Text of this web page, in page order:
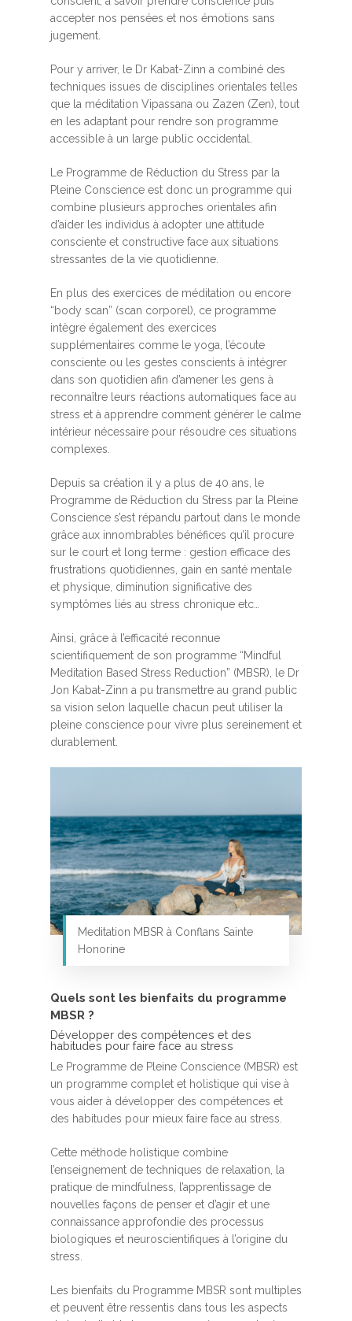
accepter nos pensées et nos émotions sans
jugement.
Pour y arriver, le Dr Kabat-Zinn a combiné des
techniques issues de disciplines orientales telles
que la méditation Vipassana ou Zazen (Zen), tout
en les adaptant pour rendre son programme
accessible à un large public occidental.
Le Programme de Réduction du Stress par la
Pleine Conscience est donc un programme qui
combine plusieurs approches orientales afin
d’aider les individus à adopter une attitude
consciente et constructive face aux situations
stressantes de la vie quotidienne.
En plus des exercices de méditation ou encore
“body scan” (scan corporel), ce programme
intègre également des exercices
supplémentaires comme le yoga, l’écoute
consciente ou les gestes conscients à intégrer
dans son quotidien afin d’amener les gens à
reconnaître leurs réactions automatiques face au
stress et à apprendre comment générer le calme
intérieur nécessaire pour résoudre ces situations
complexes.
Depuis sa création il y a plus de 40 ans, le
Programme de Réduction du Stress par la Pleine
Conscience s’est répandu partout dans le monde
grâce aux innombrables bénéfices qu’il procure
sur le court et long terme : gestion efficace des
frustrations quotidiennes, gain en santé mentale
et physique, diminution significative des
symptômes liés au stress chronique etc…
Ainsi, grâce à l’efficacité reconnue
scientifiquement de son programme “Mindful
Meditation Based Stress Reduction” (MBSR), le Dr
Jon Kabat-Zinn a pu transmettre au grand public
sa vision selon laquelle chacun peut utiliser la
pleine conscience pour vivre plus sereinement et
durablement.
Meditation MBSR à Conflans Sainte
Honorine
Quels sont les bienfaits du programme
MBSR ?
Développer des compétences et des
habitudes pour faire face au stress
Le Programme de Pleine Conscience (MBSR) est
un programme complet et holistique qui vise à
vous aider à développer des compétences et
des habitudes pour mieux faire face au stress.
Cette méthode holistique combine
l’enseignement de techniques de relaxation, la
pratique de mindfulness, l’apprentissage de
nouvelles façons de penser et d’agir et une
connaissance approfondie des processus
biologiques et neuroscientifiques à l’origine du
stress.
Les bienfaits du Programme MBSR sont multiples
et peuvent être ressentis dans tous les aspects